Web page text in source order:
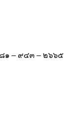
๑ – ๙๔๓ – ๒๖๖๕